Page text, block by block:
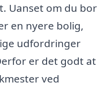
Uanset om du bor
en nyere bolig,
udfordringer
er det godt at
ved